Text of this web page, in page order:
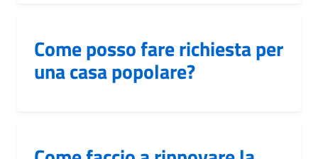
Come posso fare richiesta per
una casa popolare?